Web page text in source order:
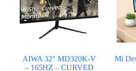
AIWA 32″ MD320K-V
– 165HZ – CURVED
Mi